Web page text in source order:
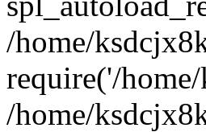
/home/
require('/
/home/